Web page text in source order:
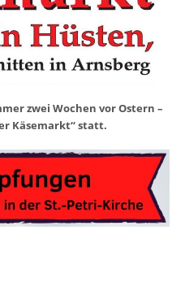
zwei Wochen vor Ostern –
Käsemarkt“ statt.